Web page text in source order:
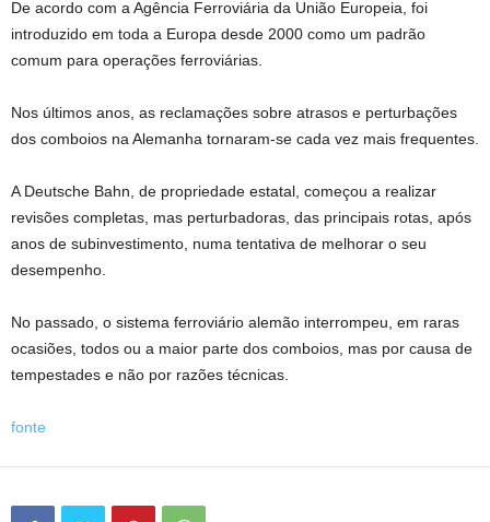
De acordo com a Agência Ferroviária da União Europeia, foi
introduzido em toda a Europa desde 2000 como um padrão
comum para operações ferroviárias.
Nos últimos anos, as reclamações sobre atrasos e perturbações
dos comboios na Alemanha tornaram-se cada vez mais frequentes.
A Deutsche Bahn, de propriedade estatal, começou a realizar
revisões completas, mas perturbadoras, das principais rotas, após
anos de subinvestimento, numa tentativa de melhorar o seu
desempenho.
No passado, o sistema ferroviário alemão interrompeu, em raras
ocasiões, todos ou a maior parte dos comboios, mas por causa de
tempestades e não por razões técnicas.
fonte